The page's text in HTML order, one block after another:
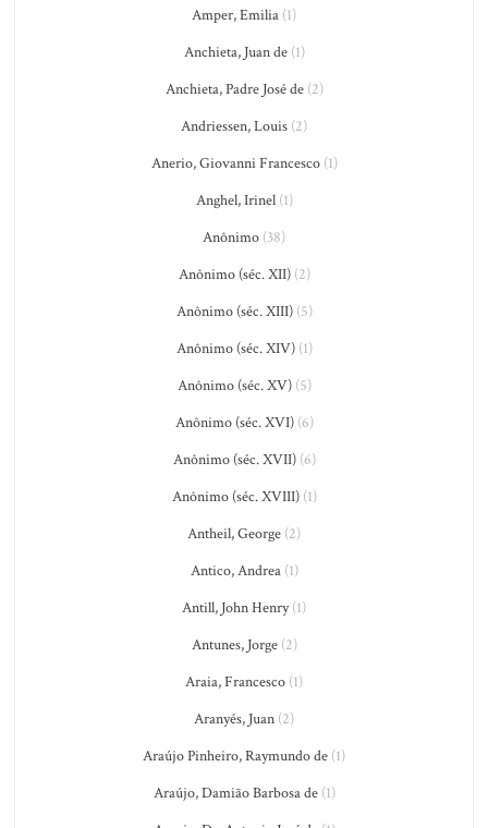
Amper, Emilia (1)
Anchieta, Juan de(1)
Anchieta, Padre José de(2)
Andriessen, Louis (2)
Anerio, Giovanni Francesco(1)
Anghel, Irinel(1)
Anônimo (38)
Anônimo (séc. XII)(2)
Anônimo (séc. XIII)(5)
Anônimo (séc. XIV)(1)
Anônimo (séc. XV)(5)
Anônimo (séc. XVI)(6)
Anônimo (séc. XVII)(6)
Anônimo (séc. XVIII)(1)
Antheil, George (2)
Antico, Andrea(1)
Antill, John Henry(1)
Antunes, Jorge(2)
Araia, Francesco (1)
Aranyés, Juan (2)
Araújo Pinheiro, Raymundo de (1)
Araújo, Damião Barbosa de(1)